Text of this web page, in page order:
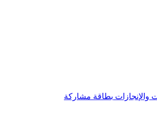
والإنجازات بطاقة مشاركة